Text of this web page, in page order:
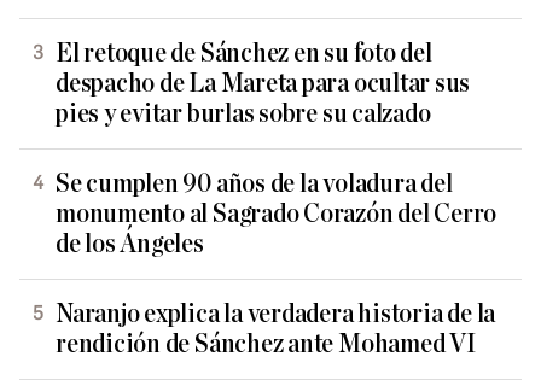
El retoque de Sánchez en su foto del
despacho de La Mareta para ocultar sus
pies y evitar burlas sobre su calzado
Se cumplen 90 años de la voladura del
monumento al Sagrado Corazón del Cerro
de los Ángeles
Naranjo explica la verdadera historia de la
rendición de Sánchez ante Mohamed VI